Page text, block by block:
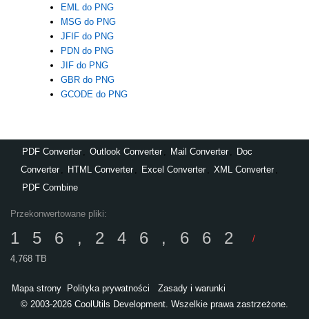
EML do PNG
MSG do PNG
JFIF do PNG
PDN do PNG
JIF do PNG
GBR do PNG
GCODE do PNG
PDF Converter Outlook Converter Mail Converter
Doc
Converter
HTML Converter Excel Converter XML Converter
PDF Combine
Przekonwertowane pliki:
156,246,662
/
4,768 TB
Mapa strony Polityka prywatności
Zasady i warunki
© 2003-2026 CoolUtils Development. Wszelkie prawa zastrzeżone.